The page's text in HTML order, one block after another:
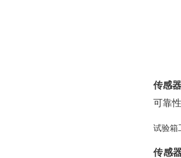
传感
可靠
试验箱
传感